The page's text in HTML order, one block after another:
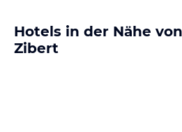
Hotels in der Nähe
Zibert